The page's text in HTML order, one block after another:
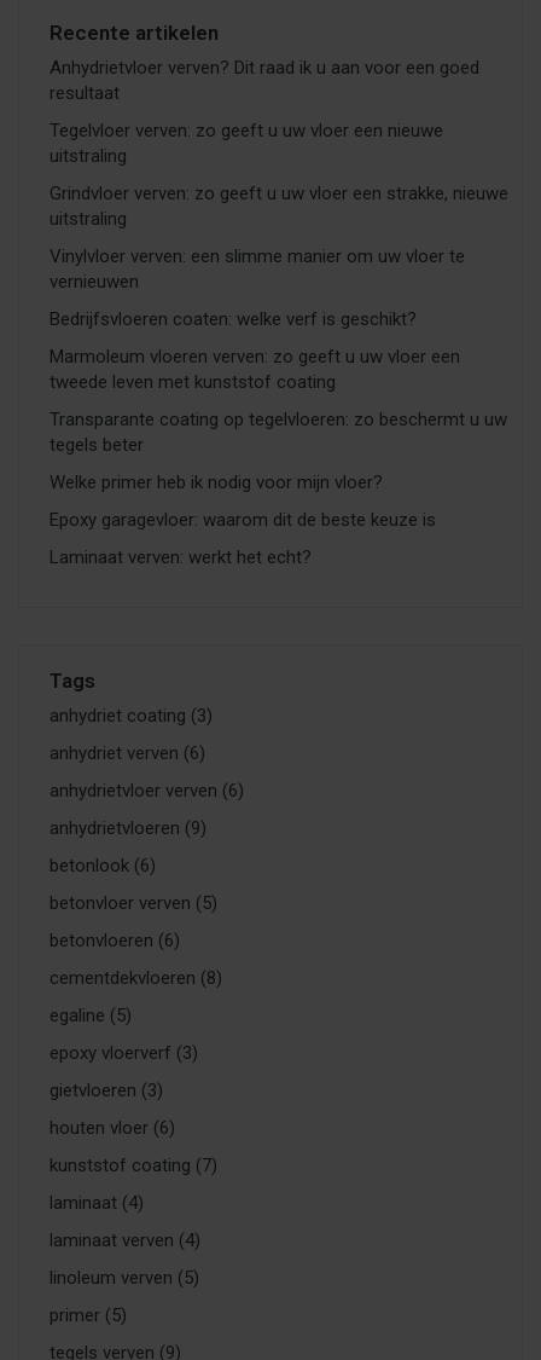
Recente artikelen
Anhydrietvloer verven? Dit raad ik u aan voor een goed
resultaat
Tegelvloer verven: zo geeft u uw vloer een nieuwe
uitstraling
Grindvloer verven: zo geeft u uw vloer een strakke, nieuwe
uitstraling
Vinylvloer verven: een slimme manier om uw vloer te
vernieuwen
Bedrijfsvloeren coaten: welke verf is geschikt?
Marmoleum vloeren verven: zo geeft u uw vloer een
tweede leven met kunststof coating
Transparante coating op tegelvloeren: zo beschermt u uw
tegels beter
Welke primer heb ik nodig voor mijn vloer?
Epoxy garagevloer: waarom dit de beste keuze is
Laminaat verven: werkt het echt?
Tags
anhydriet coating (3)
anhydriet verven (6)
anhydrietvloer verven (6)
anhydrietvloeren (9)
betonlook (6)
betonvloer verven (5)
betonvloeren (6)
cementdekvloeren (8)
egaline (5)
epoxy vloerverf (3)
gietvloeren (3)
houten vloer (6)
kunststof coating (7)
laminaat (4)
laminaat verven (4)
linoleum verven (5)
primer (5)
tegels verven (9)